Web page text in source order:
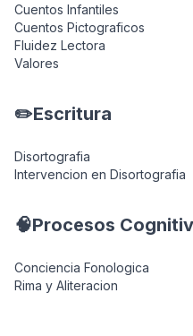
Cuentos Infantiles
Cuentos Pictograficos
Fluidez Lectora
Valores
✏️Escritura
Disortografia
Intervencion en Disortografia
🧠Procesos
Conciencia Fonologica
Rima y Aliteracion